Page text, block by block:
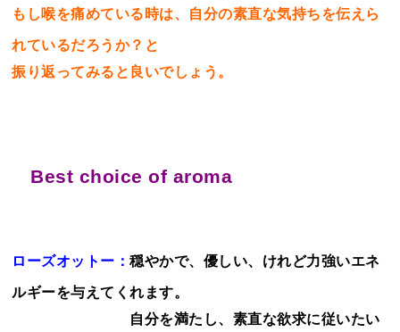
もし喉を痛めている時は、自分の素直な気持ちを伝えら
れているだろうか？と
振り返ってみると良いでしょう。
Best choice of aroma
ローズオットー：穏やかで、優しい、けれど力強いエネ
ルギーを与えてくれます。
自分を満たし、素直な欲求に従いたい